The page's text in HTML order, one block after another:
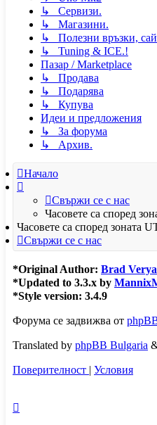
↳ Сервизи.
↳ Магазини.
↳ Полезни връзки,
↳ Tuning & ICE.!
Пазар / Marketplace
↳ Продава
↳ Подарява
↳ Купува
Идеи и предложения
↳ За форума
↳ Архив.
Начало
Свържи се с нас
Часовете са според
Часовете са според зоната
Свържи се с нас
*Original Author: Brad
*Updated to 3.3.x by
*Style version: 3.4.9
Форума се задвижва от
Translated by phpBB Bulgaria
Поверителност | Условия